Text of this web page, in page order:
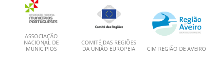
ASSOCIAÇÃO
NACIONAL DE
MUNICÍPIOS
COMITÉ DAS REGIÕES
DA UNIÃO EUROPEIA
CIM REGIÃO DE AVEIRO